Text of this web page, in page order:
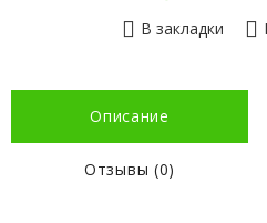
В закладки
Описание
Отзывы (0)